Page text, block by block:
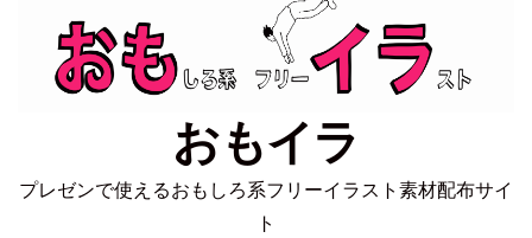
おもイラ
プレゼンで使えるおもしろ系フリーイラスト素材配布サイ
ト